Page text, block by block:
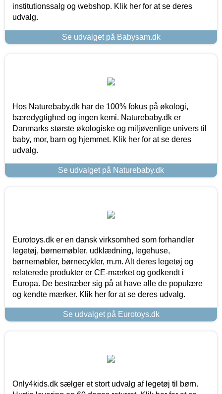
institutionssalg og webshop. Klik her for at se deres
udvalg.
Se udvalget på Babysam.dk
Hos Naturebaby.dk har de 100% fokus på økologi,
bæredygtighed og ingen kemi. Naturebaby.dk er
Danmarks største økologiske og miljøvenlige univers til
baby, mor, barn og hjemmet. Klik her for at se deres
udvalg.
Se udvalget på Naturebaby.dk
Eurotoys.dk er en dansk virksomhed som forhandler
legetøj, børnemøbler, udklædning, legehuse,
børnemøbler, børnecykler, m.m. Alt deres legetøj og
relaterede produkter er CE-mærket og godkendt i
Europa. De bestræber sig på at have alle de populære
og kendte mærker. Klik her for at se deres udvalg.
Se udvalget på Eurotoys.dk
Only4kids.dk sælger et stort udvalg af legetøj til børn.